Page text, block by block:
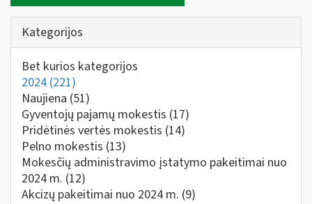
Kategorijos
Bet kurios kategorijos
2024 (221)
Naujiena (51)
Gyventojų pajamų mokestis (17)
Pridėtinės vertės mokestis (14)
Pelno mokestis (13)
Mokesčių administravimo įstatymo pakeitimai nuo
2024 m. (12)
Akcizų pakeitimai nuo 2024 m. (9)